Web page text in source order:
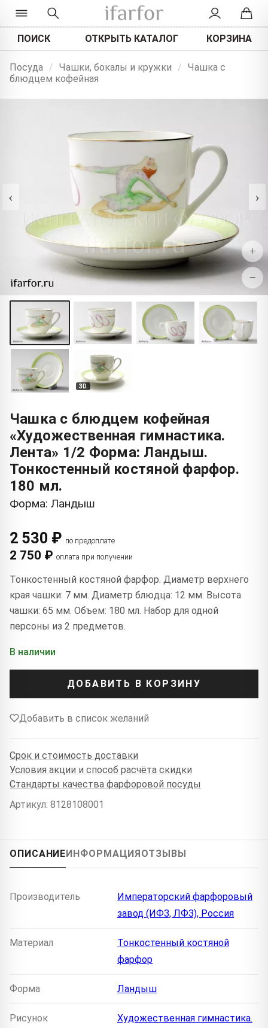
ПОИСК ОТКРЫТЬ КАТАЛОГ КОРЗИНА
Посуда / Чашки, бокалы и кружки / Чашка с
блюдцем кофейная
‹ ›
+
−
3D
Чашка с блюдцем кофейная
«Художественная гимнастика.
Лента» 1/2 Форма: Ландыш.
Тонкостенный костяной фарфор.
180 мл.
Форма: Ландыш
2 530 ₽ по предоплате
2 750 ₽ оплата при получении
Тонкостенный костяной фарфор. Диаметр верхнего
края чашки: 7 мм. Диаметр блюдца: 12 мм. Высота
чашки: 65 мм. Объем: 180 мл. Набор для одной
персоны из 2 предметов.
В наличии
ДОБАВИТЬ В КОРЗИНУ
Добавить в список желаний
Срок и стоимость доставки
Условия акции и способ расчёта скидки
Стандарты качества фарфоровой посуды
Артикул: 8128108001
ОПИСАНИЕИНФОРМАЦИЯОТЗЫВЫ
Производитель
Императорский фарфоровый
завод (ИФЗ, ЛФЗ), Россия
Материал
Тонкостенный костяной
фарфор
Форма Ландыш
Рисунок
Художественная гимнастика.